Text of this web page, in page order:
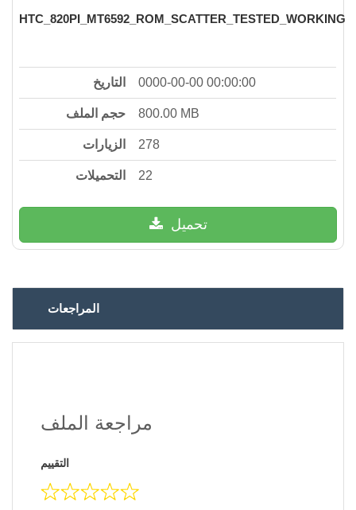
HTC_820PI_MT6592_ROM_SCATTER_TESTED_WORKING
التاريخ 0000-00-00 00:00:00
حجم الملف 800.00 MB
الزيارات 278
التحميلات 22
تحميل
المراجعات
مراجعة الملف
التقييم